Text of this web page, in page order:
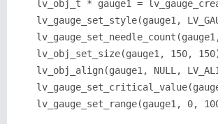
lv_obj_t * gauge1 =
lv_gauge_set_style(gauge1,
lv_obj_set_size(gauge1, 150,
lv_obj_align(gauge1, NULL,
lv_gauge_set_range(gauge1, 0,